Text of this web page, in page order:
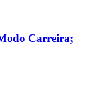
Carreira;